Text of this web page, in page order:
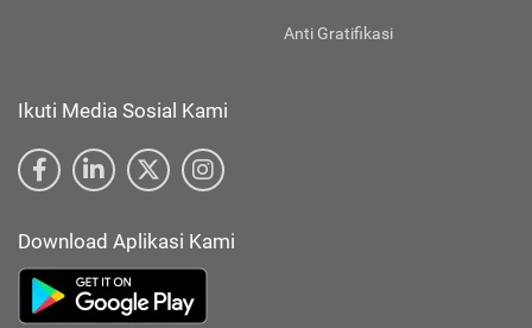
Anti Gratifikasi
Ikuti Media Sosial Kami
Download Aplikasi Kami